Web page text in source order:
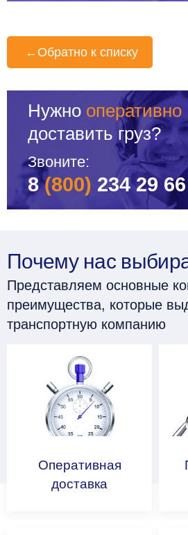
← Обратно к списку
Нужно оперативно
доставить груз?
Звоните:
8(800) 234 29 66
Почему нас
Представляем основные
преимущества, которые
транспортную компанию
Оперативная
доставка